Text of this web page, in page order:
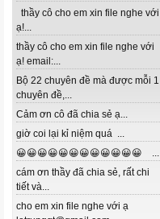
thầy cô cho em xin file nghe với
ạ!...
thầy cô cho em xin file nghe với
ạ! email:...
Bộ 22 chuyên đề mà được mỗi 1
chuyên đề,...
Cảm ơn cô đã chia sẻ ạ...
giờ coi lại kỉ niệm quá ...
😀😀😀😀😀😀😀😀😀😀😀😀 ...
cám ơn thầy đã chia sẻ, rất chi
tiết và...
cho em xin file nghe với ạ